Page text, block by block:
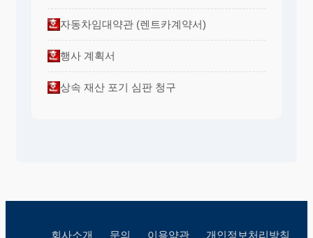
자동차임대약관 (렌트카계약서)
행사 계획서
상속 재산 포기 심판 청구
회사소개 문의 이용약관 개인정보처리방침